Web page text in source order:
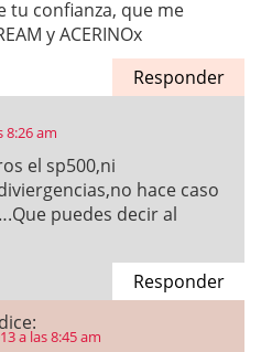
tu confianza, que me
y ACERINOx
Responder
8:26 am
el sp500,ni
hace caso
puedes decir al
Responder
dice:
a las 8:45 am